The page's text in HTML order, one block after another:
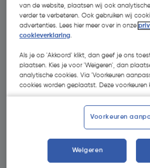
€ 6,78| Excl. btw € 5,60€
Selecteer winkel - Bekijk
Selecteer vestiging
van de website, plaatsen wij ook
verder te verbeteren. Ook gebruiken wij
advertenties. Lees hier meer over in onze
cookieverklaring.
Als je op 'Akkoord' klikt, dan geef je ons
plaatsen. Kies je voor 'Weigeren', dan
analytische cookies. Via 'Voorkeuren
cookies worden geplaatst. Deze voorkeuren
Voorkeuren
Weigeren